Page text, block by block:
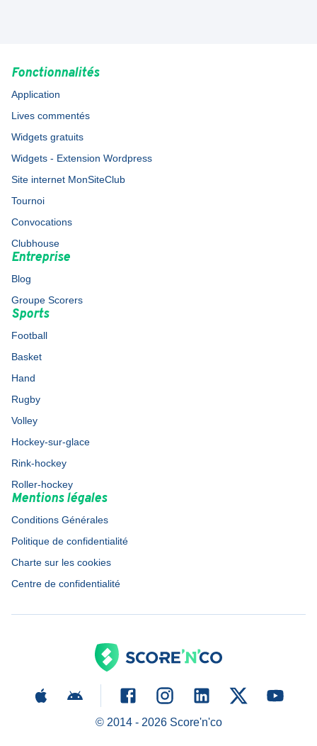
Fonctionnalités
Application
Lives commentés
Widgets gratuits
Widgets - Extension Wordpress
Site internet MonSiteClub
Tournoi
Convocations
Clubhouse
Entreprise
Blog
Groupe Scorers
Sports
Football
Basket
Hand
Rugby
Volley
Hockey-sur-glace
Rink-hockey
Roller-hockey
Mentions légales
Conditions Générales
Politique de confidentialité
Charte sur les cookies
Centre de confidentialité
© 2014 - 2026Score'n'co